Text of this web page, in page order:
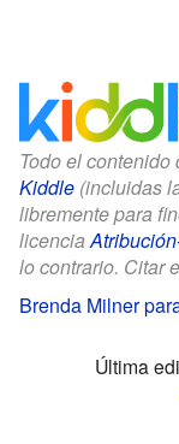
Todo el
Kiddle (incluidas
libremente para
licencia
lo contrario. Citar
Brenda Milner
Última